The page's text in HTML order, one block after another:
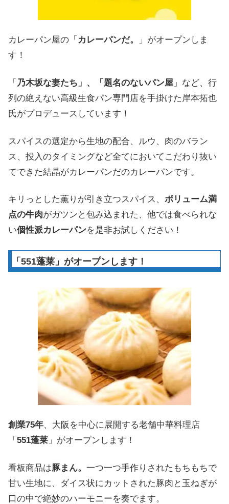
カレーパン屋の「 カレーパンだ。
」がオープンしま
す！
「 乃木坂な妻たち」、「題名のないパン屋 」など、行
列の絶えない高級生食パン専門店を手掛けた岸本拓也
氏がプロデュースしています！
スパイスの選定から生地の配合、ルウ、肉のバラン
ス、投入のタイミングなど全てにおいてこだわり抜い
てできた結晶がカレーパンだのカレーパンです。
キリっとした薫りが引き立つスパイス、 ボリューム満
点の牛肉がガツンと包み込まれた、他では食べられな
い個性派カレーパンを是非お試しください！
「551蓬莱」がオープンします！
創業75年、大阪を中心に展開する老舗中華料理店
「 551蓬莱 」がオープンします！
看板商品は豚まん。 一つ一つ手作りされたもちもちで
甘い生地に、ダイス状にカットされた豚肉と玉ねぎが
口の中で絶妙のハーモニーを奏でます。